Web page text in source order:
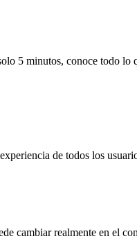
5 minutos, conoce todo lo
de todos los
cambiar realmente en el